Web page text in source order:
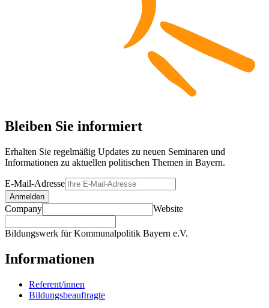
Bleiben Sie informiert
Erhalten Sie regelmäßig Updates zu neuen Seminaren und
Informationen zu aktuellen politischen Themen in Bayern.
E-Mail-Adresse
Anmelden
Company Website
Bildungswerk für Kommunalpolitik Bayern e.V.
Informationen
Referent/innen
Bildungsbeauftragte